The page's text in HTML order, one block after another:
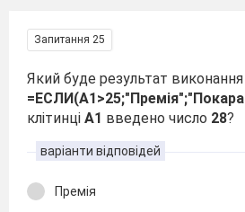
Запитання 25
Який буде результат
клітинці А1 введено число 28?
варіанти відповідей
Премія